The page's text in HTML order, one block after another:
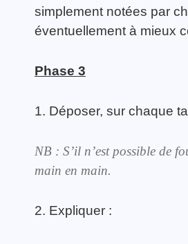
simplement notées par
éventuellement à mieux
Phase 3
1. Déposer, sur chaque
NB : S’il n’est possible de
main en main.
2. Expliquer :